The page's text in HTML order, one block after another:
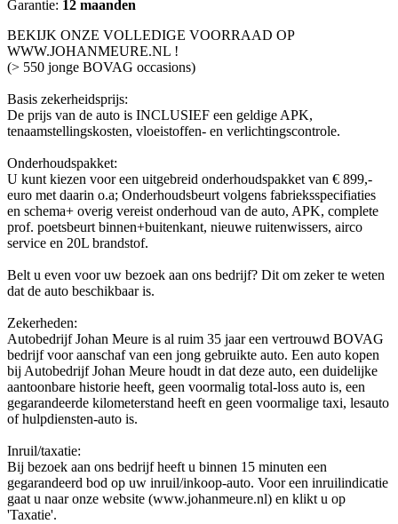
Garantie: 12 maanden
BEKIJK ONZE VOLLEDIGE VOORRAAD OP
WWW.JOHANMEURE.NL !
(> 550 jonge BOVAG occasions)
Basis zekerheidsprijs:
De prijs van de auto is INCLUSIEF een geldige APK,
tenaamstellingskosten, vloeistoffen- en verlichtingscontrole.
Onderhoudspakket:
U kunt kiezen voor een uitgebreid onderhoudspakket van € 899,-
euro met daarin o.a; Onderhoudsbeurt volgens fabrieksspecifiaties
en schema+ overig vereist onderhoud van de auto, APK, complete
prof. poetsbeurt binnen+buitenkant, nieuwe ruitenwissers, airco
service en 20L brandstof.
Belt u even voor uw bezoek aan ons bedrijf? Dit om zeker te weten
dat de auto beschikbaar is.
Zekerheden:
Autobedrijf Johan Meure is al ruim 35 jaar een vertrouwd BOVAG
bedrijf voor aanschaf van een jong gebruikte auto. Een auto kopen
bij Autobedrijf Johan Meure houdt in dat deze auto, een duidelijke
aantoonbare historie heeft, geen voormalig total-loss auto is, een
gegarandeerde kilometerstand heeft en geen voormalige taxi, lesauto
of hulpdiensten-auto is.
Inruil/taxatie:
Bij bezoek aan ons bedrijf heeft u binnen 15 minuten een
gegarandeerd bod op uw inruil/inkoop-auto. Voor een inruilindicatie
gaat u naar onze website (www.johanmeure.nl) en klikt u op
'Taxatie'.